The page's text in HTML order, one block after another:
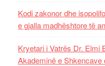
Kodi zakonor dhe
e gjalla madhështore të
Kryetari i Vatrës Dr. Elmi
Akademinë e Shkencave